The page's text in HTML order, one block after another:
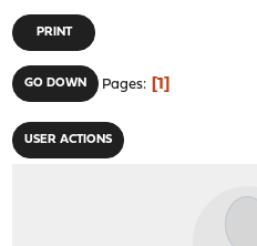
PRINT
GO DOWN Pages 1
USER ACTIONS